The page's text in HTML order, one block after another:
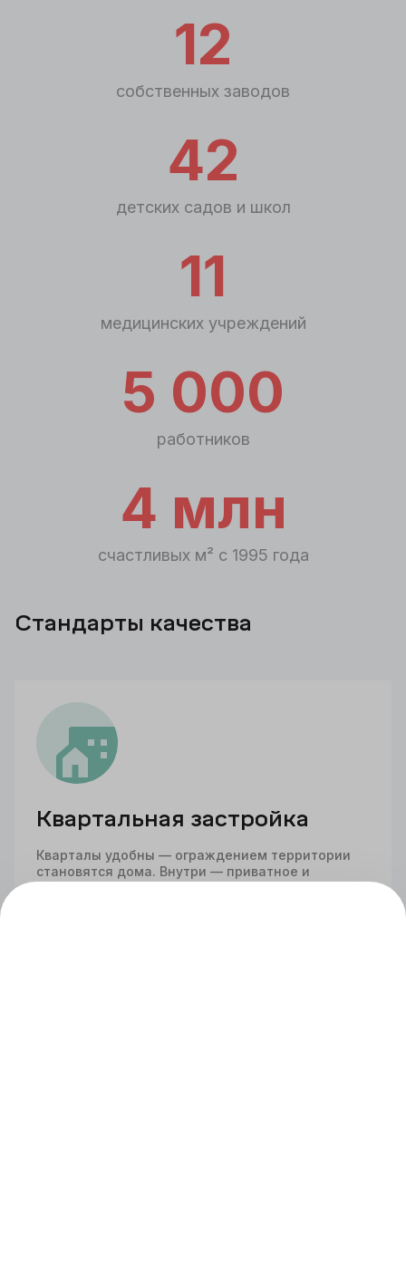
Стандарты качества
Квартальная застройка
Кварталы удобны — ограждением территории
становятся дома. Внутри — приватное и
12
собственных заводов
42
детских садов и школ
11
медицинских учреждений
5 000
работников
4 млн
счастливых м² с 1995 года